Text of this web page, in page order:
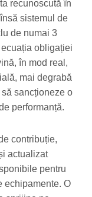
recunoscută în
sistemul de
de numai 3
obligației
în mod real,
mai degrabă
sancționeze o
performanță.
contribuție,
actualizat
pentru
echipamente. O